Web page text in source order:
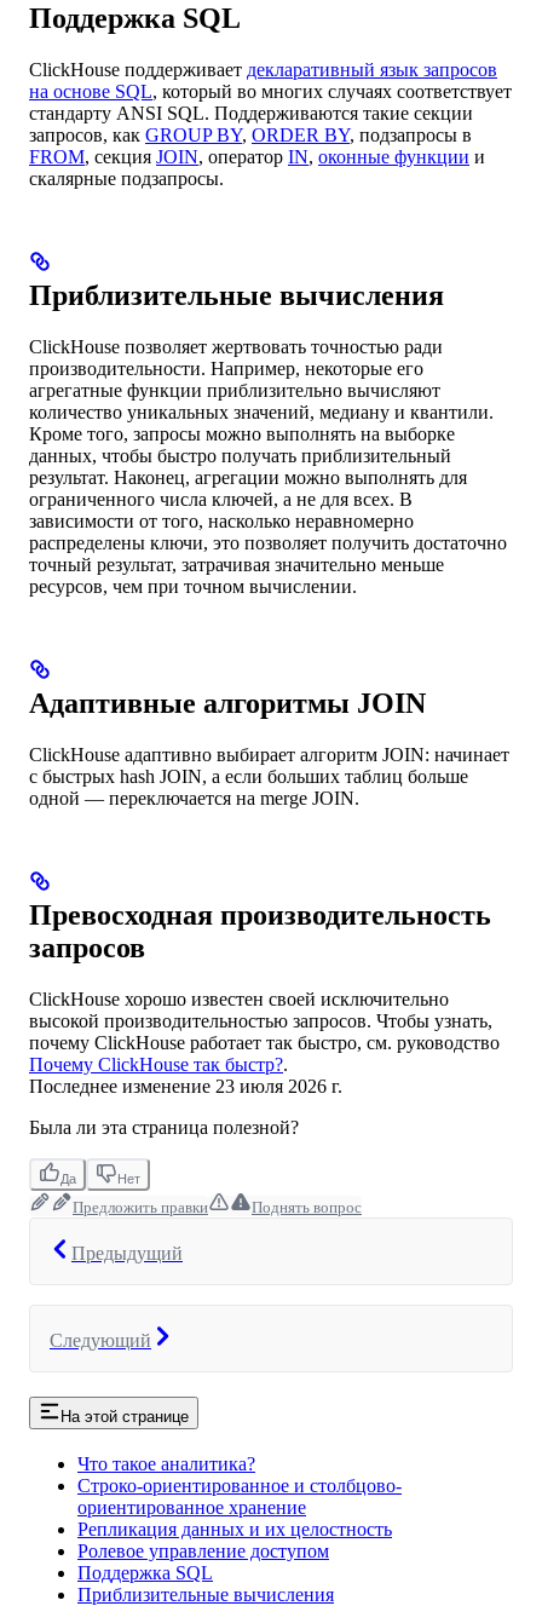
Поддержка SQL
ClickHouse поддерживает декларативный язык запросов
на основе SQL, который во многих случаях соответствует
стандарту ANSI SQL. Поддерживаются такие секции
запросов, как GROUP BY, ORDER BY, подзапросы в
FROM, секция JOIN, оператор IN, оконные функции и
скалярные подзапросы.
Приблизительные вычисления
ClickHouse позволяет жертвовать точностью ради
производительности. Например, некоторые его
агрегатные функции приблизительно вычисляют
количество уникальных значений, медиану и квантили.
Кроме того, запросы можно выполнять на выборке
данных, чтобы быстро получать приблизительный
результат. Наконец, агрегации можно выполнять для
ограниченного числа ключей, а не для всех. В
зависимости от того, насколько неравномерно
распределены ключи, это позволяет получить достаточно
точный результат, затрачивая значительно меньше
ресурсов, чем при точном вычислении.
Адаптивные алгоритмы JOIN
ClickHouse адаптивно выбирает алгоритм JOIN: начинает
с быстрых hash JOIN, а если больших таблиц больше
одной — переключается на merge JOIN.
Превосходная производительность
запросов
ClickHouse хорошо известен своей исключительно
высокой производительностью запросов. Чтобы узнать,
почему ClickHouse работает так быстро, см. руководство
Почему ClickHouse так быстр?.
Последнее изменение 23 июля 2026 г.
Была ли эта страница полезной?
Да Нет
Предложить правки Поднять вопрос
Предыдущий
Следующий
На этой странице
Что такое аналитика?
Строко-ориентированное и столбцово-
ориентированное хранение
Репликация данных и их целостность
Ролевое управление доступом
Поддержка SQL
Приблизительные вычисления